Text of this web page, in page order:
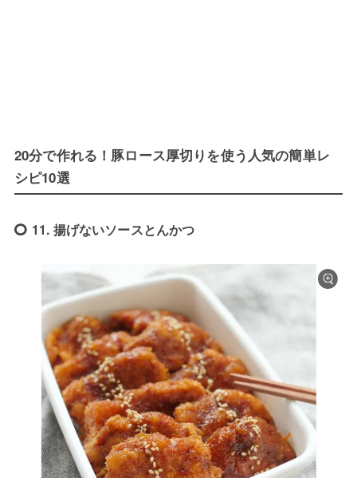
20分で作れる！豚ロース厚切りを使う人気の簡単レ
シピ10選
11. 揚げないソースとんかつ